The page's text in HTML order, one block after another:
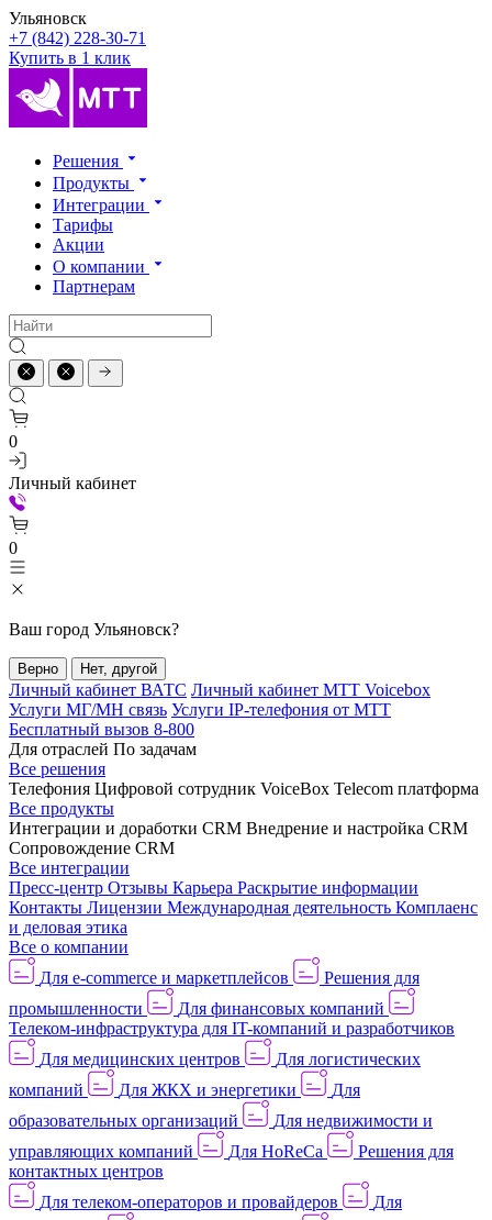
Ульяновск
+7 (842) 228-30-71
Купить в 1 клик
Решения
Продукты
Интеграции
Тарифы
Акции
О компании
Партнерам
0
Личный кабинет
0
Ваш город Ульяновск?
Верно Нет, другой
Личный кабинет ВАТС Личный кабинет МТТ Voicebox
Услуги МГ/МН связь Услуги IP-телефония от МТТ
Бесплатный вызов 8-800
Для отраслей По задачам
Все решения
Телефония Цифровой сотрудник VoiceBox Telecom платформа
Все продукты
Интеграции и доработки CRM Внедрение и настройка CRM
Сопровождение CRM
Все интеграции
Пресс-центр Отзывы Карьера Раскрытие информации
Контакты Лицензии Международная деятельность Комплаенс
и деловая этика
Все о компании
Для e-commerce и маркетплейсов
Решения для
промышленности
Для финансовых компаний
Телеком-инфраструктура для IT-компаний и разработчиков
Для медицинских центров
Для логистических
компаний
Для ЖКХ и энергетики
Для
образовательных организаций
Для недвижимости и
управляющих компаний
Для HoReCa
Решения для
контактных центров
Для телеком-операторов и провайдеров
Для